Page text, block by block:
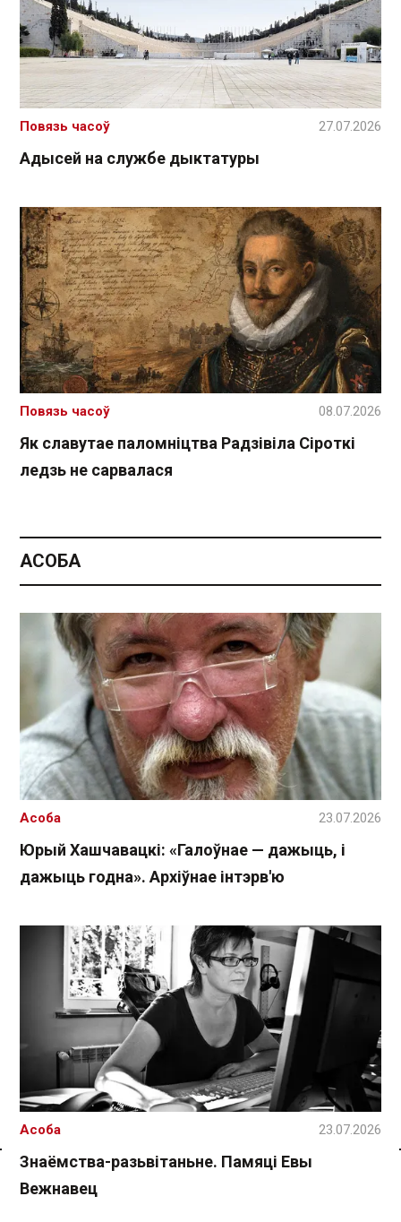
Спасылка без VPN
Адысей на службе дыктатуры
Повязь часоў 27.07.2026
Як славутае паломніцтва Радзівіла Сіроткі
ледзь не сарвалася
Повязь часоў 08.07.2026
АСОБА
Юрый Хашчавацкі: «Галоўнае — дажыць, і
дажыць годна». Архіўнае інтэрв'ю
Асоба 23.07.2026
Знаёмства-разьвітаньне. Памяці Евы
Вежнавец
Асоба 23.07.2026